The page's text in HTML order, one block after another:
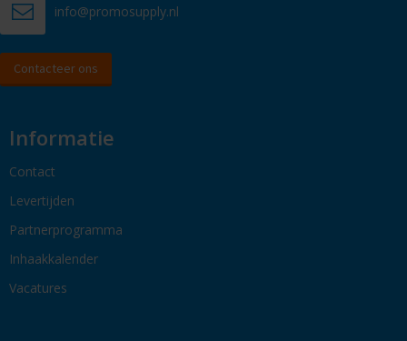
info@promosupply.nl
Contacteer ons
Informatie
Contact
Levertijden
Partnerprogramma
Inhaakkalender
Vacatures